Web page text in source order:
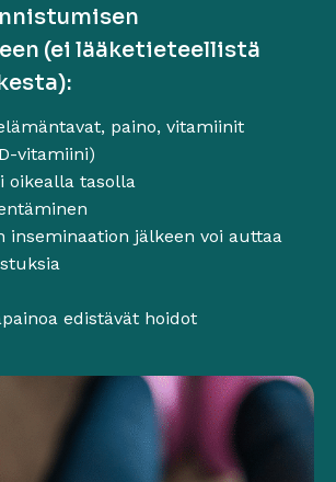
(ei lääketieteellistä
paino, vitamiinit
vitamiini)
oikealla tasolla
inseminaation jälkeen voi auttaa
edistävät hoidot